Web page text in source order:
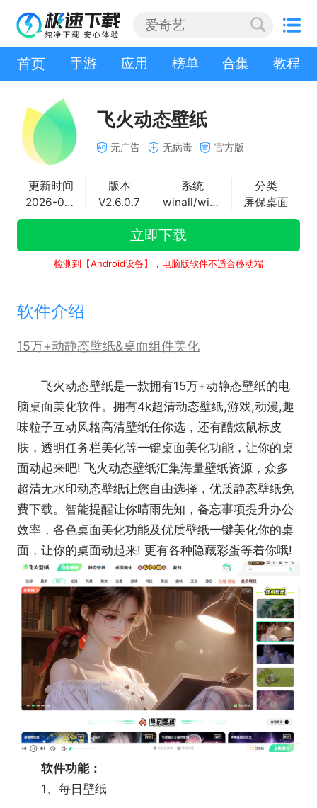
首页 手游 应用 榜单 合集 教程
飞火动态壁纸
无广告 无病毒 官方版
更新时间
2026-07-31
版本
V2.6.0.7
系统
winall/win7/win10/win11
分类
屏保桌面
立即下载
检测到【Android设备】，电脑版软件不适合移动端
软件介绍
15万+动静态壁纸&桌面组件美化
飞火动态壁纸是一款拥有15万+动静态壁纸的电
脑桌面美化软件。拥有4k超清动态壁纸,游戏,动漫,趣
味粒子互动风格高清壁纸任你选，还有酷炫鼠标皮
肤，透明任务栏美化等一键桌面美化功能，让你的桌
面动起来吧! 飞火动态壁纸汇集海量壁纸资源，众多
超清无水印动态壁纸让您自由选择，优质静态壁纸免
费下载。智能提醒让你晴雨先知，备忘事项提升办公
效率，各色桌面美化功能及优质壁纸一键美化你的桌
面，让你的桌面动起来! 更有各种隐藏彩蛋等着你哦!
软件功能：
1、每日壁纸